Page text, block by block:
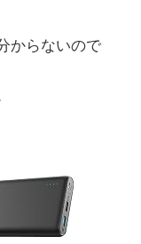
からないので